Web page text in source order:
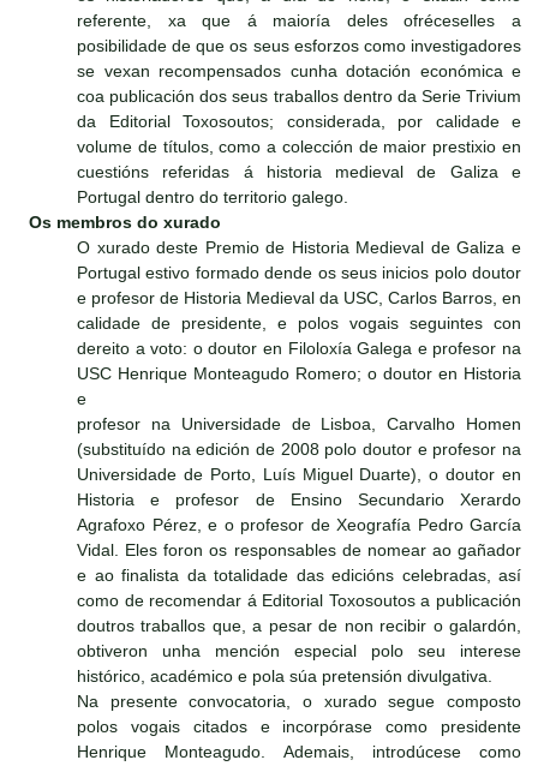
referente, xa que á maioría deles ofréceselles a
posibilidade de que os seus esforzos como investigadores
se vexan recompensados cunha dotación económica e
coa publicación dos seus traballos dentro da Serie Trivium
da Editorial Toxosoutos; considerada, por calidade e
volume de títulos, como a colección de maior prestixio en
cuestións referidas á historia medieval de Galiza e
Portugal dentro do territorio galego.
Os membros do xurado
O xurado deste Premio de Historia Medieval de Galiza e
Portugal estivo formado dende os seus inicios polo doutor
e profesor de Historia Medieval da USC, Carlos Barros, en
calidade de presidente, e polos vogais seguintes con
dereito a voto: o doutor en Filoloxía Galega e profesor na
USC Henrique Monteagudo Romero; o doutor en Historia
e
profesor na Universidade de Lisboa, Carvalho Homen
(substituído na edición de 2008 polo doutor e profesor na
Universidade de Porto, Luís Miguel Duarte), o doutor en
Historia e profesor de Ensino Secundario Xerardo
Agrafoxo Pérez, e o profesor de Xeografía Pedro García
Vidal. Eles foron os responsables de nomear ao gañador
e ao finalista da totalidade das edicións celebradas, así
como de recomendar á Editorial Toxosoutos a publicación
doutros traballos que, a pesar de non recibir o galardón,
obtiveron unha mención especial polo seu interese
histórico, académico e pola súa pretensión divulgativa.
Na presente convocatoria, o xurado segue composto
polos vogais citados e incorpórase como presidente
Henrique Monteagudo. Ademais, introdúcese como